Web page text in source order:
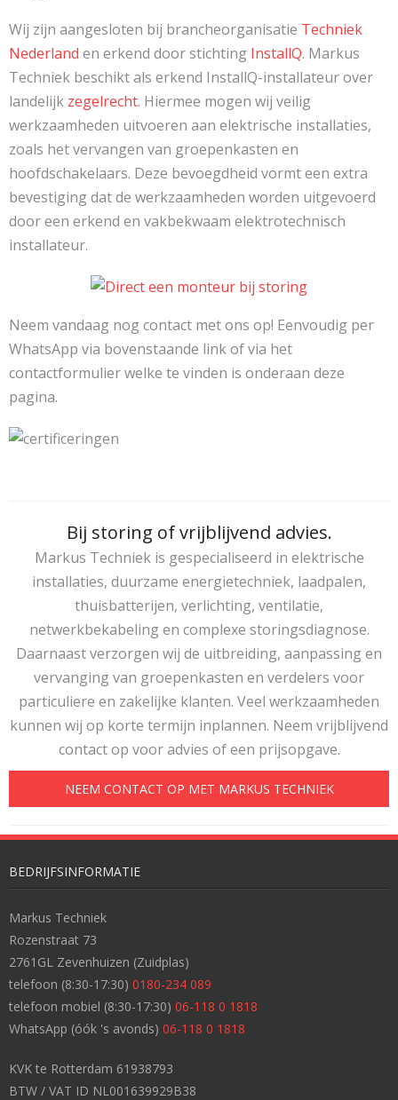
Wij zijn aangesloten bij brancheorganisatie Techniek
Nederland en erkend door stichting InstallQ. Markus
Techniek beschikt als erkend InstallQ-installateur over
landelijk zegelrecht. Hiermee mogen wij veilig
werkzaamheden uitvoeren aan elektrische installaties,
zoals het vervangen van groepenkasten en
hoofdschakelaars. Deze bevoegdheid vormt een extra
bevestiging dat de werkzaamheden worden uitgevoerd
door een erkend en vakbekwaam elektrotechnisch
installateur.
Neem vandaag nog contact met ons op! Eenvoudig per
WhatsApp via bovenstaande link of via het
contactformulier welke te vinden is onderaan deze
pagina.
Bij storing of vrijblijvend advies.
Markus Techniek is gespecialiseerd in elektrische
installaties, duurzame energietechniek, laadpalen,
thuisbatterijen, verlichting, ventilatie,
netwerkbekabeling en complexe storingsdiagnose.
Daarnaast verzorgen wij de uitbreiding, aanpassing en
vervanging van groepenkasten en verdelers voor
particuliere en zakelijke klanten. Veel werkzaamheden
kunnen wij op korte termijn inplannen. Neem vrijblijvend
contact op voor advies of een prijsopgave.
NEEM CONTACT OP MET MARKUS TECHNIEK
BEDRIJFSINFORMATIE
Markus Techniek
Rozenstraat 73
2761GL Zevenhuizen (Zuidplas)
telefoon (8:30-17:30) 0180-234 089
telefoon mobiel (8:30-17:30) 06-118 0 1818
WhatsApp (óók 's avonds) 06-118 0 1818
KVK te Rotterdam 61938793
BTW / VAT ID NL001639929B38